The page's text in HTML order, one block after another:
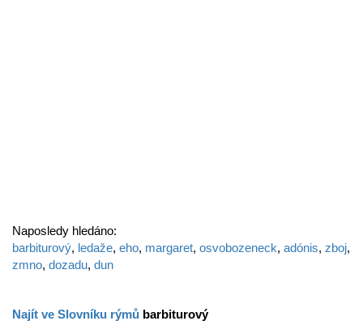
Naposledy hledáno:
barbiturový, ledaže, eho, margaret, osvobozeneck, adónis, zboj,
zmno, dozadu, dun
Najít ve Slovníku rýmů barbiturový